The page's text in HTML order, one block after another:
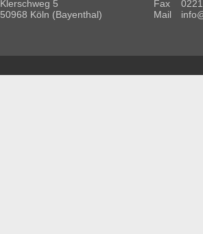
Klerschweg 5
50968 Köln (Bayenthal)
Fax
Mail